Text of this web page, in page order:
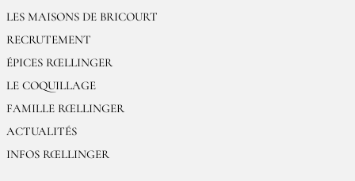
LES MAISONS DE BRICOURT
RECRUTEMENT
ÉPICES RŒLLINGER
LE COQUILLAGE
FAMILLE RŒLLINGER
ACTUALITÉS
INFOS RŒLLINGER